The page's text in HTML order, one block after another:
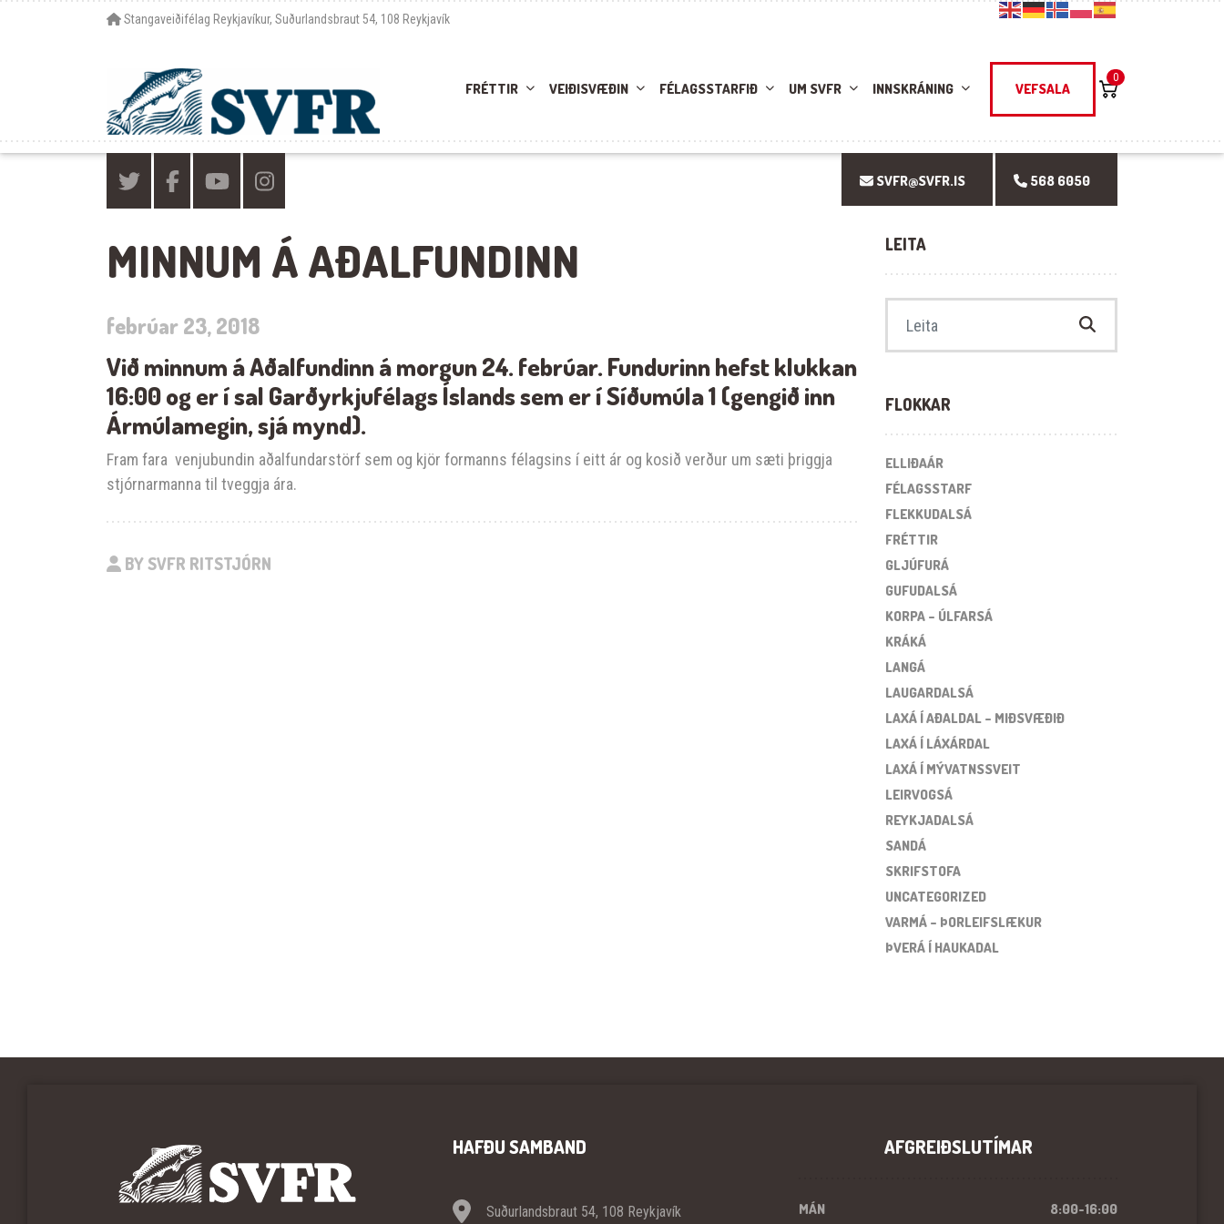
Stangaveiðifélag Reykjavíkur, Suðurlandsbraut 54, 108 Reykjavík
FRÉTTIR VEIÐISVÆÐIN FÉLAGSSTARFIÐ UM SVFR INNSKRÁNING VEFSALA
0
SVFR@SVFR.IS 568 6050
MINNUM Á AÐALFUNDINN
febrúar 23, 2018
Við minnum á Aðalfundinn á morgun 24. febrúar. Fundurinn hefst klukkan
16:00 og er í sal Garðyrkjufélags Íslands sem er í Síðumúla 1 (gengið inn
Ármúlamegin, sjá mynd).
Fram fara venjubundin aðalfundarstörf sem og kjör formanns félagsins í eitt ár og kosið verður um sæti þriggja
stjórnarmanna til tveggja ára.
BY SVFR RITSTJÓRN
LEITA
FLOKKAR
ELLIÐAÁR
FÉLAGSSTARF
FLEKKUDALSÁ
FRÉTTIR
GLJÚFURÁ
GUFUDALSÁ
KORPA – ÚLFARSÁ
KRÁKÁ
LANGÁ
LAUGARDALSÁ
LAXÁ Í AÐALDAL – MIÐSVÆÐIÐ
LAXÁ Í LÁXÁRDAL
LAXÁ Í MÝVATNSSVEIT
LEIRVOGSÁ
REYKJADALSÁ
SANDÁ
SKRIFSTOFA
UNCATEGORIZED
VARMÁ – ÞORLEIFSLÆKUR
ÞVERÁ Í HAUKADAL
HAFÐU SAMBAND
Suðurlandsbraut 54, 108 Reykjavík
AFGREIÐSLUTÍMAR
MÁN 8:00-16:00